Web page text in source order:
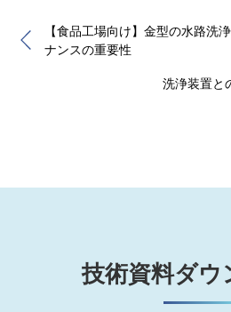
【食品工場向け】金型の水路洗
ナンスの重要性
洗浄装置
技術資料ダウ